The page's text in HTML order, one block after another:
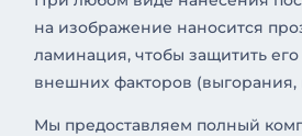
на изображение наносится
ламинация, чтобы защитить его
внешних факторов (выгорания,
Мы предоставляем полный